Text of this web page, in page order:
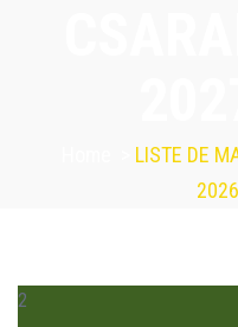
LISTE DE
2